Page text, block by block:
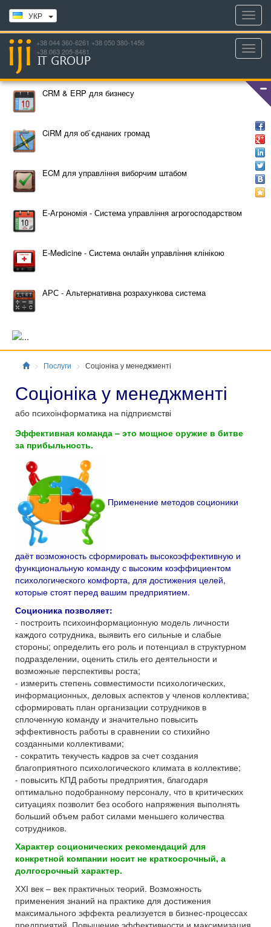
УКР
+38 044 360-6261 +38 050 380-1456
+38 063 205-8481
CRM & ERP для бизнесу
CiRM для об`єднаних громад
ECM для управління виборчим штабом
Е-Агрономія - Система управління агрогосподарством
E-Medicine - Система онлайн управління клінікою
АРС - Альтернативна розрахункова система
ГлавнаяПослуги Соціоніка у менеджменті
Соціоніка у менеджменті
або психоінформатика на підприємстві
Эффективная команда – это мощное оружие в битве
за прибыльность.
Применение методов соционики
даёт возможность сформировать высокоэффективную и
функциональную команду с высоким коэффициентом
психологического комфорта, для достижения целей,
которые стоят перед вашим предприятием.
Соционика позволяет:
- построить психоинформационную модель личности
каждого сотрудника, выявить его сильные и слабые
стороны; определить его роль и потенциал в структурном
подразделении, оценить стиль его деятельности и
возможные перспективы роста;
- измерить степень совместимости психологических,
информационных, деловых аспектов у членов коллектива;
сформировать план организации сотрудников в
сплоченную команду и значительно повысить
эффективность работы в сравнении со стихийно
созданными коллективами;
- сократить текучесть кадров за счет создания
благоприятного психологического климата в коллективе;
- повысить КПД работы предприятия, благодаря
оптимально подобранному персоналу, что в критических
ситуациях позволит без особого напряжения выполнять
больший объем работ силами меньшего количества
сотрудников.
Характер соционических рекомендаций для
конкретной компании носит не краткосрочный, а
долгосрочный характер.
ХХІ век – век практичных теорий. Возможность
применения знаний на практике для достижения
максимального эффекта реализуется в бизнес-процессах